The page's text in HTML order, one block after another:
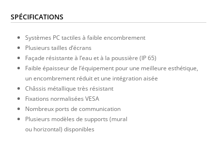
SPÉCIFICATIONS
Systèmes PC tactiles à faible encombrement
Plusieurs tailles d’écrans
Façade résistante à l’eau et à la poussière (IP 65)
Faible épaisseur de l’équipement pour une meilleure esthétique,
un encombrement réduit et une intégration aisée
Châssis métallique très résistant
Fixations normalisées VESA
Nombreux ports de communication
Plusieurs modèles de supports (mural
ou horizontal) disponibles